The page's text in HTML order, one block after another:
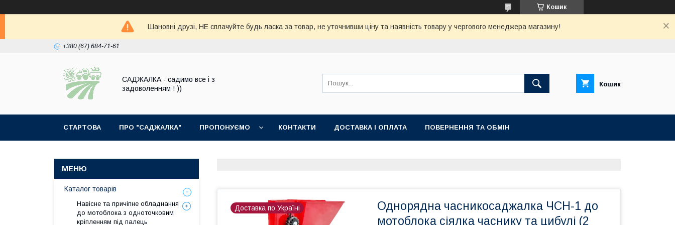
Кошик
Шановні друзі, НЕ сплачуйте будь ласка за товар, не уточнивши ціну та наявність товару у чергового менеджера магазину!
+380 (67) 684-71-61
САДЖАЛКА - садимо все і з
задоволенням ! ))
Кошик
СТАРТОВА ПРО "САДЖАЛКА" ПРОПОНУЄМО КОНТАКТИ ДОСТАВКА І ОПЛАТА ПОВЕРНЕННЯ ТА ОБМІН
Доставка по Україні
Однорядна часникосаджалка ЧСН-1 до
мотоблока сіялка часнику та цибулі (2
Каталог товарів
Навісне та причіпне обладнання
до мотоблока з одноточковим
кріпленням під палець